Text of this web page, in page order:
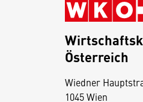
Österreich
Wiedner
1045 Wien